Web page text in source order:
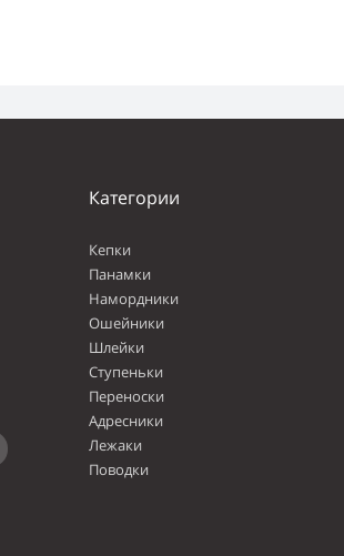
Категории
Кепки
Панамки
Намордники
Ошейники
Шлейки
Ступеньки
Переноски
Адресники
Лежаки
Поводки